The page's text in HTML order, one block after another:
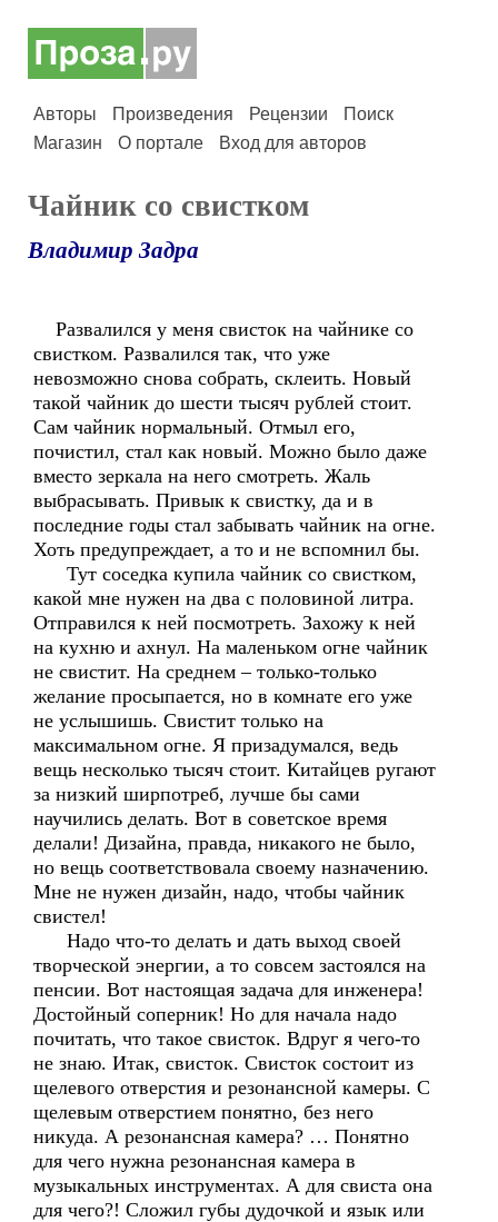
Авторы Произведения Рецензии
Поиск
Магазин
О портале Вход для авторов
Чайник со свистком
Владимир Задра
Развалился у меня свисток на чайнике со
свистком. Развалился так, что уже
невозможно снова собрать, склеить. Новый
такой чайник до шести тысяч рублей стоит.
Сам чайник нормальный. Отмыл его,
почистил, стал как новый. Можно было даже
вместо зеркала на него смотреть. Жаль
выбрасывать. Привык к свистку, да и в
последние годы стал забывать чайник на огне.
Хоть предупреждает, а то и не вспомнил бы.
Тут соседка купила чайник со свистком,
какой мне нужен на два с половиной литра.
Отправился к ней посмотреть. Захожу к ней
на кухню и ахнул. На маленьком огне чайник
не свистит. На среднем – только-только
желание просыпается, но в комнате его уже
не услышишь. Свистит только на
максимальном огне. Я призадумался, ведь
вещь несколько тысяч стоит. Китайцев ругают
за низкий ширпотреб, лучше бы сами
научились делать. Вот в советское время
делали! Дизайна, правда, никакого не было,
но вещь соответствовала своему назначению.
Мне не нужен дизайн, надо, чтобы чайник
свистел!
Надо что-то делать и дать выход своей
творческой энергии, а то совсем застоялся на
пенсии. Вот настоящая задача для инженера!
Достойный соперник! Но для начала надо
почитать, что такое свисток. Вдруг я чего-то
не знаю. Итак, свисток. Свисток состоит из
щелевого отверстия и резонансной камеры. С
щелевым отверстием понятно, без него
никуда. А резонансная камера? … Понятно
для чего нужна резонансная камера в
музыкальных инструментах. А для свиста она
для чего?! Сложил губы дудочкой и язык или